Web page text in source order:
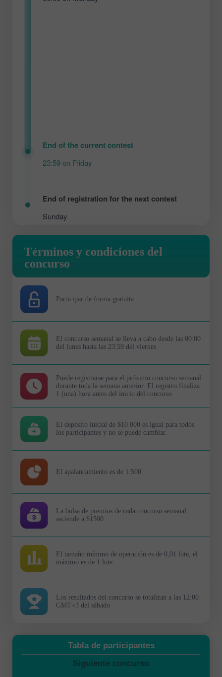
End of the current contest
23:59 on Friday
End of registration for the next contest
Sunday
Términos y condiciones del
concurso
Participar de forma gratuita
El concurso semanal se lleva a cabo desde las 00:00
del lunes hasta las 23:59 del viernes
Puede registrarse para el próximo concurso semanal
durante toda la semana anterior. El registro finaliza
1 (una) hora antes del inicio del concurso
El depósito inicial de $10 000 es igual para todos
los participantes y no se puede cambiar.
El apalancamiento es de 1:500
La bolsa de premios de cada concurso semanal
asciende a $1500
El tamaño mínimo de operación es de 0,01 lote, el
máximo es de 1 lote
Los resultados del concurso se totalizan a las 12:00
GMT+3 del sábado
Tabla de participantes
Siguiente concurso